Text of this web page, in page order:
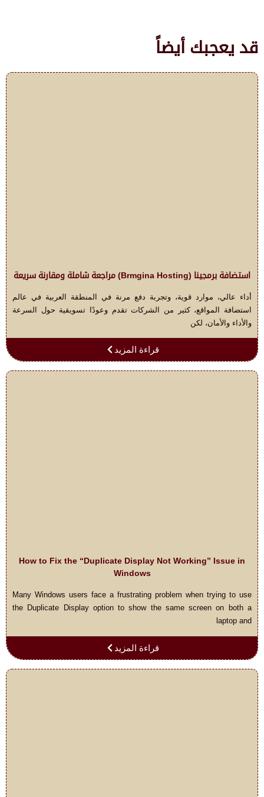
قد يعجبك أيضاً
استضافة برمجينا (Brmgina Hosting) مراجعة شاملة ومقارنة سريعة
أداء عالي، موارد قوية، وتجربة دفع مرنة في المنطقة العربية في عالم
استضافة المواقع، كثير من الشركات تقدم وعودًا تسويقية حول السرعة
والأداء والأمان، لكن
قراءة المزيد
How to Fix the “Duplicate Display Not Working” Issue in
Windows
Many Windows users face a frustrating problem when trying to use
the Duplicate Display option to show the same screen on both a
laptop and
قراءة المزيد